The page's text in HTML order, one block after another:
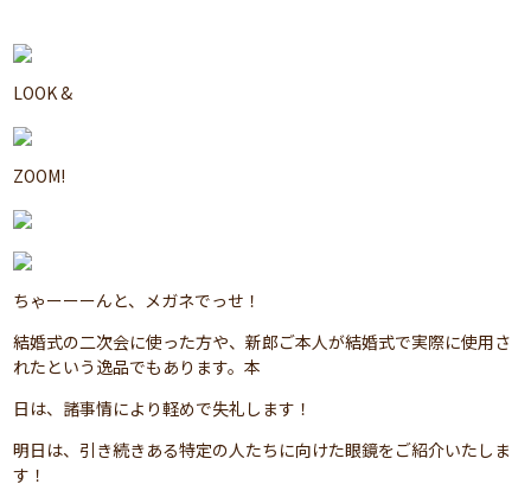
LOOK &
ZOOM!
ちゃーーーんと、メガネでっせ！
結婚式の二次会に使った方や、新郎ご本人が結婚式で実際に使用さ
れたという逸品でもあります。本
日は、諸事情により軽めで失礼します！
明日は、引き続きある特定の人たちに向けた眼鏡をご紹介いたしま
す！